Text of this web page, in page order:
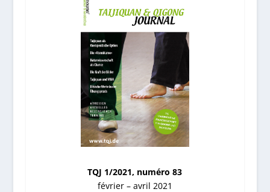
TQJ 1/2021, numéro 83
février – avril 2021